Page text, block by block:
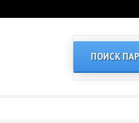
ПОИСК